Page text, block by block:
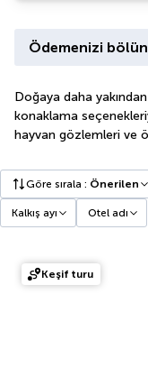
Ödemenizi
Doğaya daha
konaklama
hayvan gözlemleri ve
Göre sırala : Önerilen
Kalkış ayı Otel adı
Keşif turu